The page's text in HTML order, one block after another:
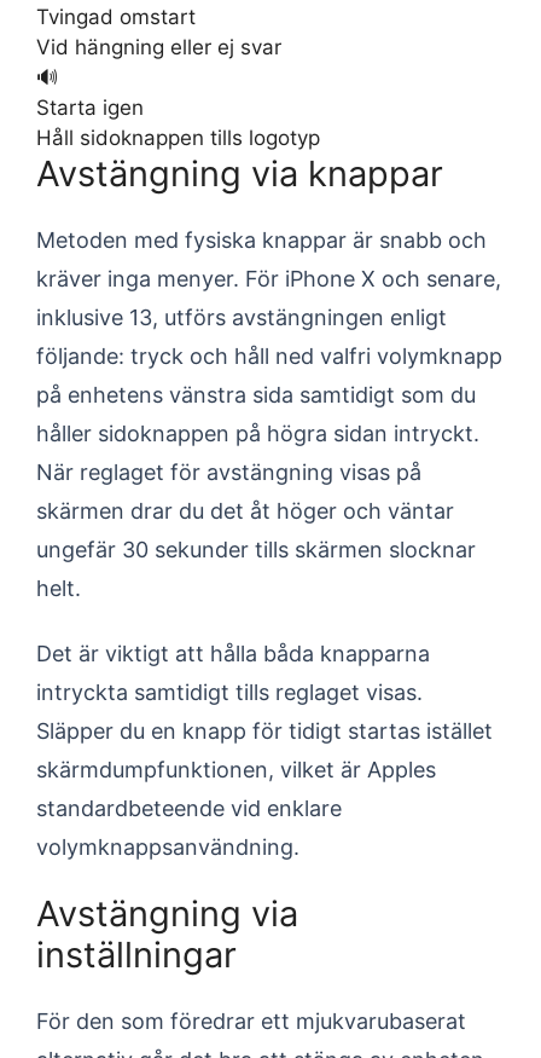
Tvingad omstart
Vid hängning eller ej svar
🔊
Starta igen
Håll sidoknappen tills logotyp
Avstängning via knappar
Metoden med fysiska knappar är snabb och
kräver inga menyer. För iPhone X och senare,
inklusive 13, utförs avstängningen enligt
följande: tryck och håll ned valfri volymknapp
på enhetens vänstra sida samtidigt som du
håller sidoknappen på högra sidan intryckt.
När reglaget för avstängning visas på
skärmen drar du det åt höger och väntar
ungefär 30 sekunder tills skärmen slocknar
helt.
Det är viktigt att hålla båda knapparna
intryckta samtidigt tills reglaget visas.
Släpper du en knapp för tidigt startas istället
skärmdumpfunktionen, vilket är Apples
standardbeteende vid enklare
volymknappsanvändning.
Avstängning via
inställningar
För den som föredrar ett mjukvarubaserat